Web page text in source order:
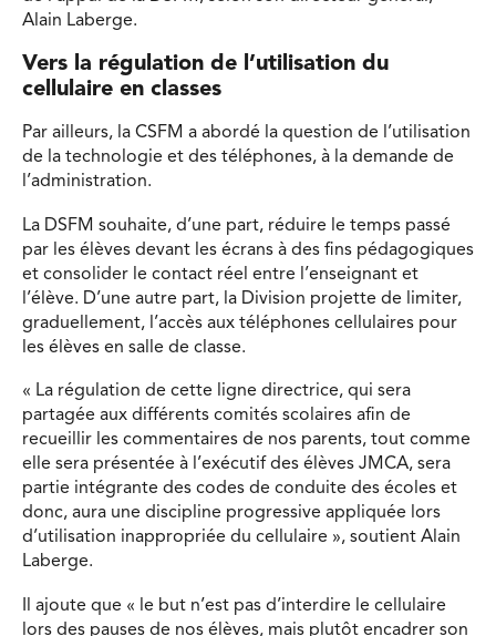
Alain Laberge.
Vers la régulation de l’utilisation du
cellulaire en classes
Par ailleurs, la CSFM a abordé la question de l’utilisation
de la technologie et des téléphones, à la demande de
l’administration.
La DSFM souhaite, d’une part, réduire le temps passé
par les élèves devant les écrans à des fins pédagogiques
et consolider le contact réel entre l’enseignant et
l’élève. D’une autre part, la Division projette de limiter,
graduellement, l’accès aux téléphones cellulaires pour
les élèves en salle de classe.
« La régulation de cette ligne directrice, qui sera
partagée aux différents comités scolaires afin de
recueillir les commentaires de nos parents, tout comme
elle sera présentée à l’exécutif des élèves JMCA, sera
partie intégrante des codes de conduite des écoles et
donc, aura une discipline progressive appliquée lors
d’utilisation inappropriée du cellulaire », soutient Alain
Laberge.
Il ajoute que « le but n’est pas d’interdire le cellulaire
lors des pauses de nos élèves, mais plutôt encadrer son